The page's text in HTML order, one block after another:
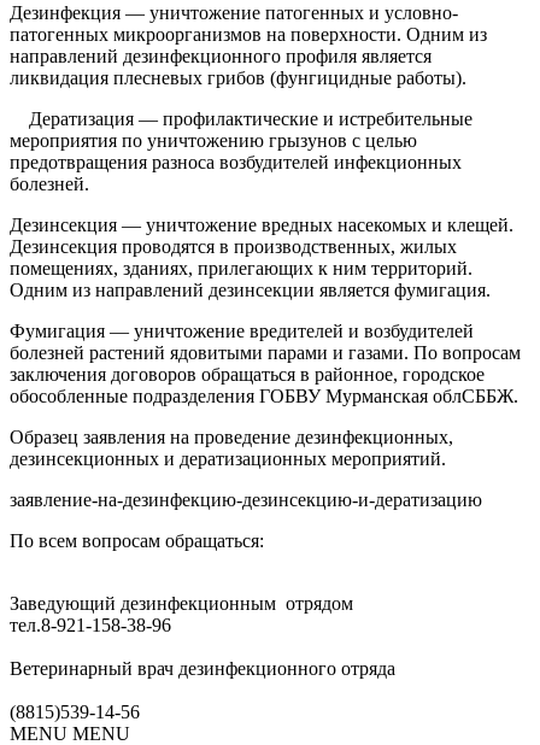
Дезинфекция — уничтожение патогенных и условно-
патогенных микроорганизмов на поверхности. Одним из
направлений дезинфекционного профиля является
ликвидация плесневых грибов (фунгицидные работы).
Дератизация — профилактические и истребительные
мероприятия по уничтожению грызунов с целью
предотвращения разноса возбудителей инфекционных
болезней.
Дезинсекция — уничтожение вредных насекомых и клещей.
Дезинсекция проводятся в производственных, жилых
помещениях, зданиях, прилегающих к ним территорий.
Одним из направлений дезинсекции является фумигация.
Фумигация — уничтожение вредителей и возбудителей
болезней растений ядовитыми парами и газами. По вопросам
заключения договоров обращаться в районное, городское
обособленные подразделения ГОБВУ Мурманская облСББЖ.
Образец заявления на проведение дезинфекционных,
дезинсекционных и дератизационных мероприятий.
заявление-на-дезинфекцию-дезинсекцию-и-дератизацию
По всем вопросам обращаться:
Заведующий дезинфекционным отрядом
тел.8-921-158-38-96
Ветеринарный врач дезинфекционного отряда
(8815)539-14-56
MENU MENU